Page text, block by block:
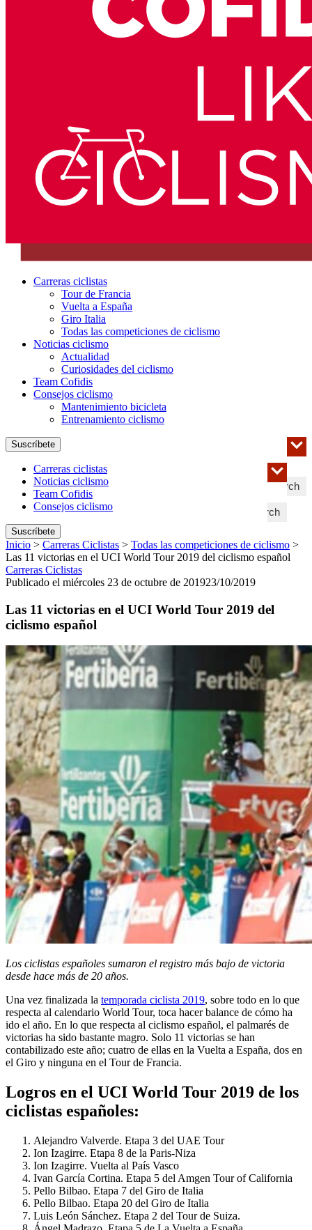
Carreras ciclistas
Tour de Francia
Vuelta a España
Giro Italia
Todas las competiciones de ciclismo
Noticias ciclismo
Actualidad
Curiosidades del ciclismo
Team Cofidis
Consejos ciclismo
Mantenimiento bicicleta
Entrenamiento ciclismo
Search
Suscríbete
Search
Carreras ciclistas
Noticias ciclismo
Team Cofidis
Consejos ciclismo
Suscríbete
Inicio > Carreras Ciclistas > Todas las competiciones de ciclismo >
Las 11 victorias en el UCI World Tour 2019 del ciclismo español
Carreras Ciclistas
Publicado el miércoles 23 de octubre de 201923/10/2019
Las 11 victorias en el UCI World Tour 2019 del
ciclismo español
Los ciclistas españoles sumaron el registro más bajo de victoria
desde hace más de 20 años.
Una vez finalizada la temporada ciclista 2019, sobre todo en lo que
respecta al calendario World Tour, toca hacer balance de cómo ha
ido el año. En lo que respecta al ciclismo español, el palmarés de
victorias ha sido bastante magro. Solo 11 victorias se han
contabilizado este año; cuatro de ellas en la Vuelta a España, dos en
el Giro y ninguna en el Tour de Francia.
Logros en el UCI World Tour 2019 de los
ciclistas españoles:
Alejandro Valverde. Etapa 3 del UAE Tour
Ion Izagirre. Etapa 8 de la Paris-Niza
Ion Izagirre. Vuelta al País Vasco
Ivan García Cortina. Etapa 5 del Amgen Tour of California
Pello Bilbao. Etapa 7 del Giro de Italia
Pello Bilbao. Etapa 20 del Giro de Italia
Luis León Sánchez. Etapa 2 del Tour de Suiza.